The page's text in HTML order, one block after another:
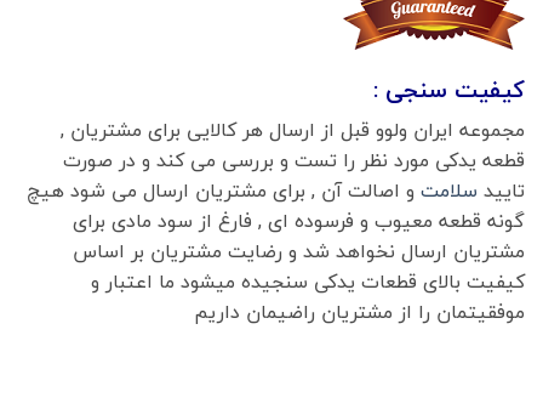
کیفیت سنجی :
مجموعه ایران ولوو قبل از ارسال هر کالایی برای مشتریان ,
قطعه یدکی مورد نظر را تست و بررسی می کند و در صورت
تایید سلامت و اصالت آن , برای مشتریان ارسال می شود هیچ
گونه قطعه معیوب و فرسوده ای , فارغ از سود مادی برای
مشتریان ارسال نخواهد شد و رضایت مشتریان بر اساس
کیفیت بالای قطعات یدکی سنجیده میشود ما اعتبار و
موفقیتمان را از مشتریان راضیمان داریم